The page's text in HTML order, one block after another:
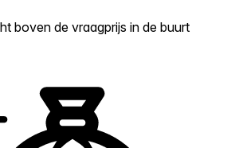
boven de vraagprijs in de buurt